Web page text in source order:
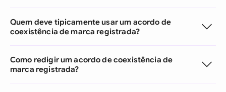
Quem deve tipicamente usar um acordo de
coexistência de marca registrada?
Como redigir um acordo de coexistência de
marca registrada?